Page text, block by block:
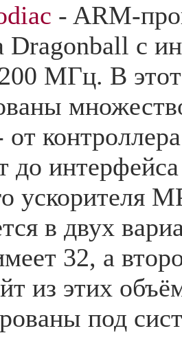
- ARM-
Dragonball с
МГц. В
до
ускорителя
в двух
32, а
из этих
под